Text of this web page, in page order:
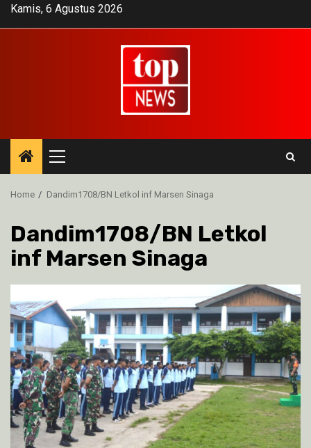
SkipKamis, 6 Agustus 2026
Primary
Menu
Home Dandim1708/BN Letkol inf Marsen Sinaga
Dandim1708/BN Letkol
inf Marsen Sinaga